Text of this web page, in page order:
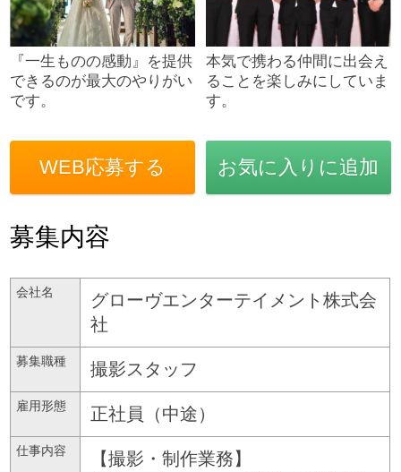
『一生ものの感動』を提供
できるのが最大のやりがい
です。
本気で携わる仲間に出会え
ることを楽しみにしていま
す。
WEB応募する お気に入りに追加
募集内容
会社名
グローヴエンターテイメント株式会
社
募集職種 撮影スタッフ
雇用形態 正社員（中途）
仕事内容
【撮影・制作業務】